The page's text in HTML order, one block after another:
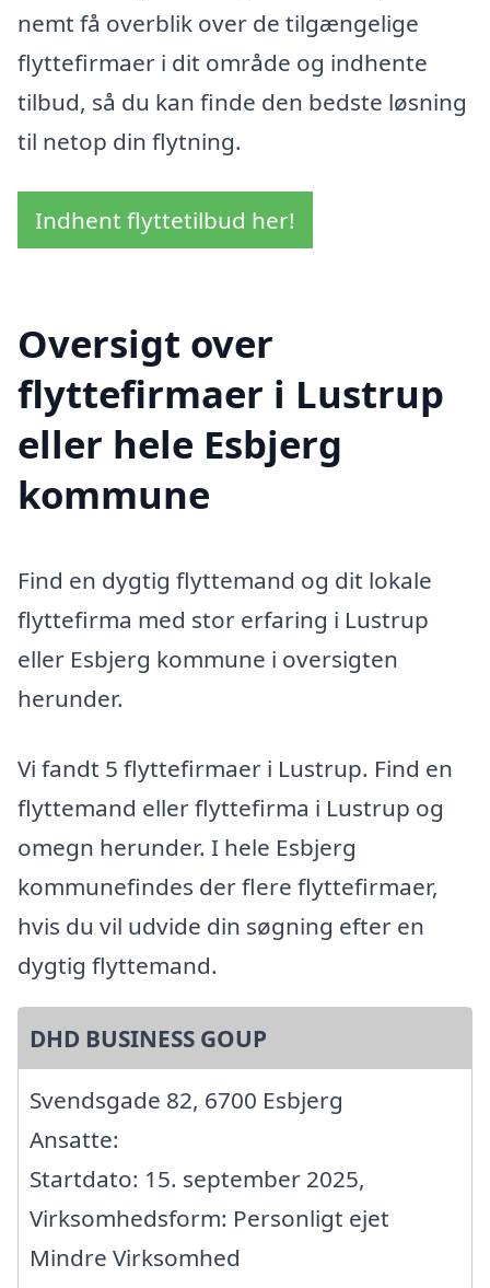
nemt få overblik over de tilgængelige
flyttefirmaer i dit område og indhente
tilbud, så du kan finde den bedste løsning
til netop din flytning.
Indhent flyttetilbud her!
Oversigt over
flyttefirmaer i Lustrup
eller hele Esbjerg
kommune
Find en dygtig flyttemand og dit lokale
flyttefirma med stor erfaring i Lustrup
eller Esbjerg kommune i oversigten
herunder.
Vi fandt 5 flyttefirmaer i Lustrup. Find en
flyttemand eller flyttefirma i Lustrup og
omegn herunder. I hele Esbjerg
kommunefindes der flere flyttefirmaer,
hvis du vil udvide din søgning efter en
dygtig flyttemand.
DHD BUSINESS GOUP
Svendsgade 82, 6700 Esbjerg
Ansatte:
Startdato: 15. september 2025,
Virksomhedsform: Personligt ejet
Mindre Virksomhed